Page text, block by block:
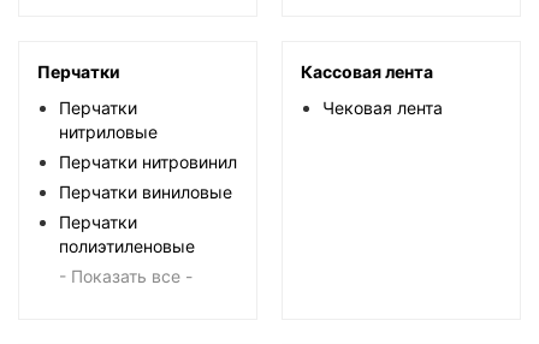
Перчатки
Перчатки
нитриловые
Перчатки нитровинил
Перчатки виниловые
Перчатки
полиэтиленовые
- Показать все -
Кассовая лента
Чековая лента